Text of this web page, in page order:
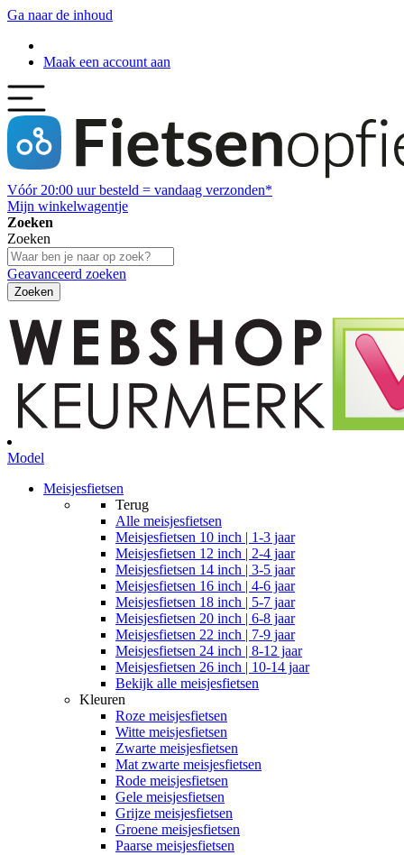
Ga naar de inhoud
Maak een account aan
Vóór 20:00 uur besteld = vandaag verzonden*
Mijn winkelwagentje
Zoeken
Zoeken
Geavanceerd zoeken
Zoeken
Model
Meisjesfietsen
Terug
Alle meisjesfietsen
Meisjesfietsen 10 inch | 1-3 jaar
Meisjesfietsen 12 inch | 2-4 jaar
Meisjesfietsen 14 inch | 3-5 jaar
Meisjesfietsen 16 inch | 4-6 jaar
Meisjesfietsen 18 inch | 5-7 jaar
Meisjesfietsen 20 inch | 6-8 jaar
Meisjesfietsen 22 inch | 7-9 jaar
Meisjesfietsen 24 inch | 8-12 jaar
Meisjesfietsen 26 inch | 10-14 jaar
Bekijk alle meisjesfietsen
Kleuren
Roze meisjesfietsen
Witte meisjesfietsen
Zwarte meisjesfietsen
Mat zwarte meisjesfietsen
Rode meisjesfietsen
Gele meisjesfietsen
Grijze meisjesfietsen
Groene meisjesfietsen
Paarse meisjesfietsen